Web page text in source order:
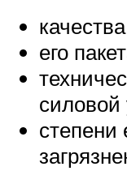
его
силовой
степени